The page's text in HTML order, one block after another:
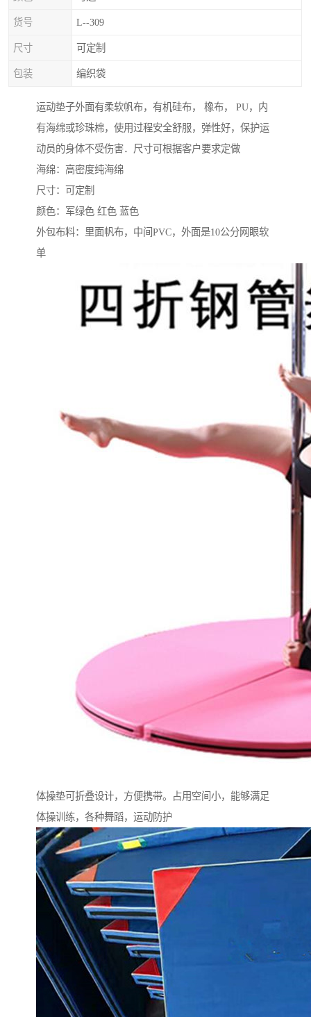
货号 L--309
尺寸 可定制
包装 编织袋
运动垫子外面有柔软帆布，有机硅布， 橡布， PU，内
有海绵或珍珠棉，使用过程安全舒服，弹性好，保护运
动员的身体不受伤害．尺寸可根据客户要求定做
海绵：高密度纯海绵
尺寸：可定制
颜色：军绿色 红色 蓝色
外包布料：里面帆布，中间PVC，外面是10公分网眼软
单
体操垫可折叠设计，方便携带。占用空间小，能够满足
体操训练，各种舞蹈，运动防护